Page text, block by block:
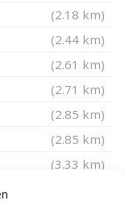
(2.18 km)
(2.44 km)
(2.61 km)
(2.71 km)
(2.85 km)
(2.85 km)
(3.33 km)